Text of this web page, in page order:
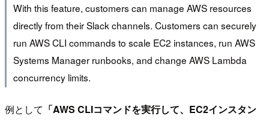
With this feature, customers can manage AWS resources
directly from their Slack channels. Customers can securely
run AWS CLI commands to scale EC2 instances, run AWS
Systems Manager runbooks, and change AWS Lambda
concurrency limits.
例として 「AWS CLIコマンドを実行して、EC2インスタン